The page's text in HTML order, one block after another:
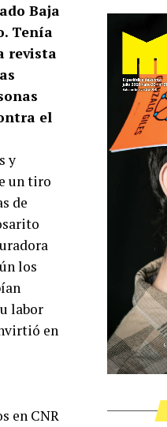
Baja
Tenía
revista
el
y
un tiro
de
los
labor
en
en CNR